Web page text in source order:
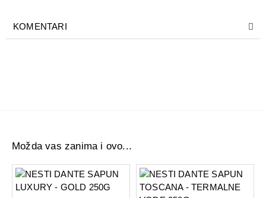
dugotrajniji su i postojaniji od drugih sapuna.
KOMENTARI
Možda vas zanima i ovo...